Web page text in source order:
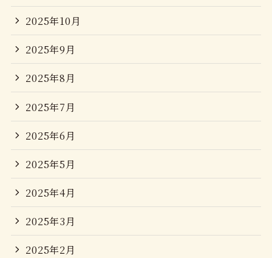
2025年10月
2025年9月
2025年8月
2025年7月
2025年6月
2025年5月
2025年4月
2025年3月
2025年2月